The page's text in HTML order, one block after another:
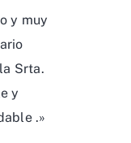
y muy
Srta.
y
.»